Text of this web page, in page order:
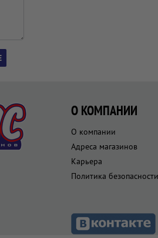
О КОМПАНИИ
О компании
Адреса магазинов
Карьера
Политика безопасности